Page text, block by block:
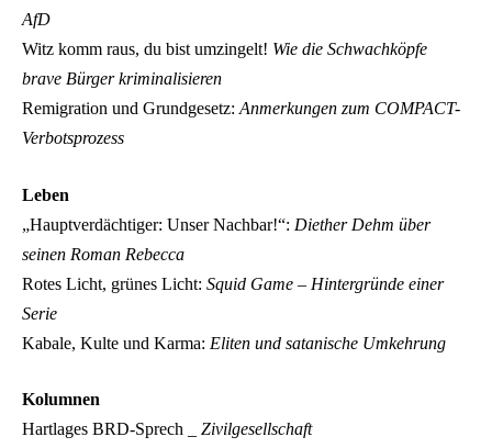
AfD
Witz komm raus, du bist umzingelt! Wie die Schwachköpfe
brave Bürger kriminalisieren
Remigration und Grundgesetz: Anmerkungen zum COMPACT-
Verbotsprozess
Leben
„Hauptverdächtiger: Unser Nachbar!“: Diether Dehm über
seinen Roman Rebecca
Rotes Licht, grünes Licht: Squid Game – Hintergründe einer
Serie
Kabale, Kulte und Karma: Eliten und satanische Umkehrung
Kolumnen
Hartlages BRD-Sprech _ Zivilgesellschaft